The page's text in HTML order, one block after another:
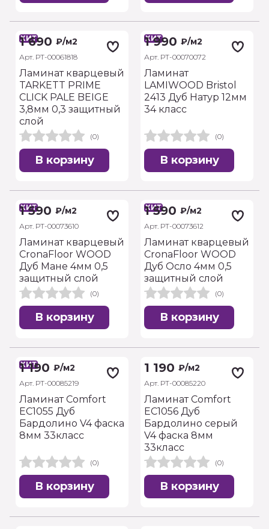
ХИТ
1 690 ₽/м2
Арт. РТ-00061818
Ламинат кварцевый
TARKETT PRIME
CLICK PALE BEIGE
3,8мм 0,3 защитный
слой
(0)
В корзину
ХИТ
1 990 ₽/м2
Арт. РТ-00070072
Ламинат
LAMIWOOD Bristol
2413 Дуб Натур 12мм
34 класс
(0)
В корзину
ХИТ
1 590 ₽/м2
Арт. РТ-00073610
Ламинат кварцевый
CronaFloor WOOD
Дуб Мане 4мм 0,5
защитный слой
(0)
В корзину
ХИТ
1 590 ₽/м2
Арт. РТ-00073612
Ламинат кварцевый
CronaFloor WOOD
Дуб Осло 4мм 0,5
защитный слой
(0)
В корзину
ХИТ
1 190 ₽/м2
Арт. РТ-00085219
Ламинат Comfort
EC1055 Дуб
Бардолино V4 фаска
8мм 33класс
(0)
В корзину
1 190 ₽/м2
Арт. РТ-00085220
Ламинат Comfort
EC1056 Дуб
Бардолино серый
V4 фаска 8мм
33класс
(0)
В корзину